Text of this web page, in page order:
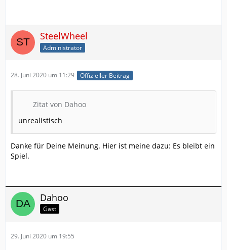
SteelWheel
Administrator
28. Juni 2020 um 11:29 Offizieller Beitrag
Zitat von Dahoo
unrealistisch
Danke für Deine Meinung. Hier ist meine dazu: Es bleibt ein
Spiel.
Dahoo
Gast
29. Juni 2020 um 19:55